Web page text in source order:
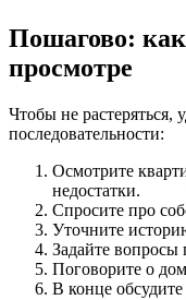
Пошагово: как
просмотре
Чтобы не растеряться,
последовательности:
Осмотрите
недостатки.
Спросите про
Уточните
Задайте
Поговорите о
В конце